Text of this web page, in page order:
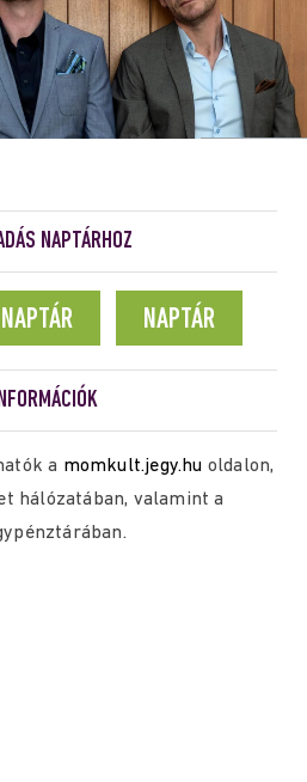
NAPTÁRHOZ
NAPTÁR
a momkult.jegy.hu oldalon,
hálózatában, valamint a